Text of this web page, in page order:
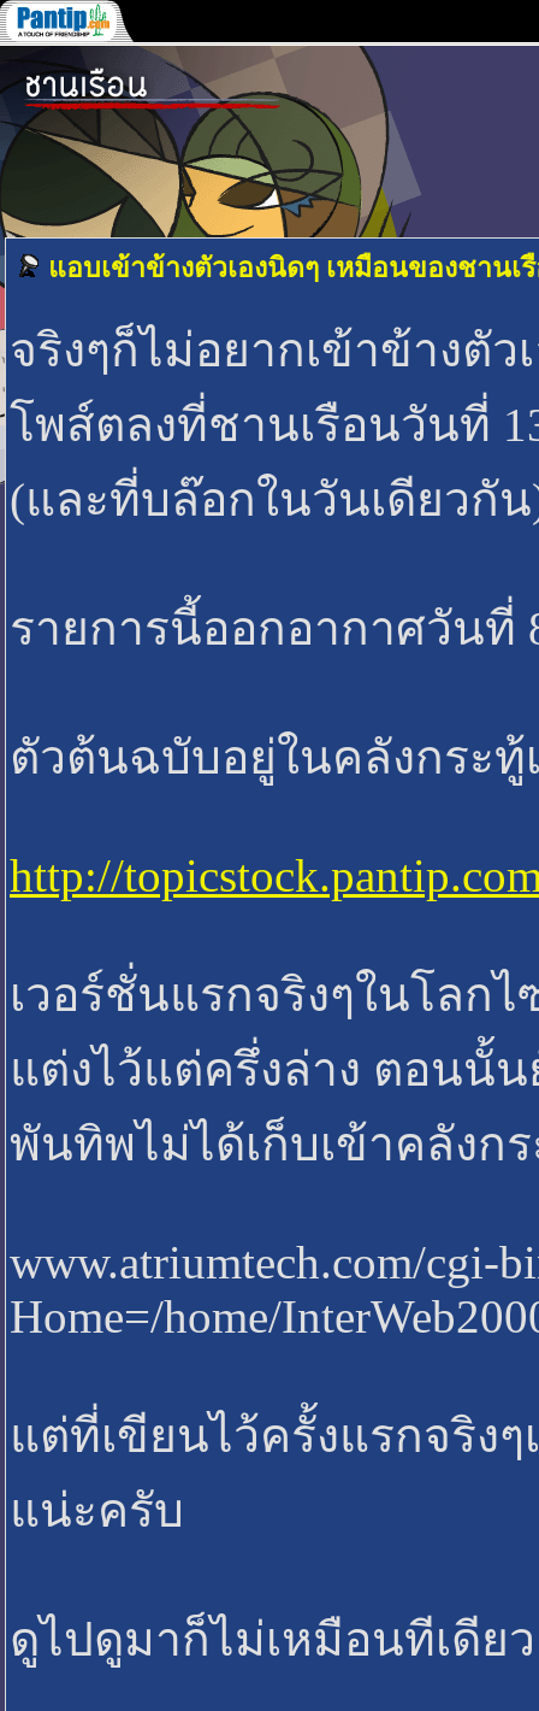
แอบเข้าข้างตัวเองนิดๆ เหมือนของชาน
จริงๆก็ไม่อยากเข้าข้างตั
โพส์ตลงที่ชานเรือนวันที่
(และที่บล๊อกในวันเดียวกั
รายการนี้ออกอากาศวันที่
ตัวต้นฉบับอยู่ในคลังกระทู้
http://
เวอร์ชั่นแรกจริงๆในโลก
แต่งไว้แต่ครึ่งล่าง ตอนนั้
พันทิพไม่ได้เก็บเข้าคลังก
www.atriumtech.com/cgi-
Home=/home/
แต่ที่เขียนไว้ครั้งแรกจริง
แน่ะครับ
ดูไปดูมาก็ไม่เหมือนทีเดีย